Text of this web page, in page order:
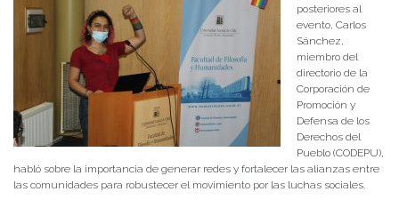
posteriores al
evento, Carlos
Sánchez,
miembro del
directorio de la
Corporación de
Promoción y
Defensa de los
Derechos del
Pueblo (CODEPU),
habló sobre la importancia de generar redes y fortalecer las alianzas entre
las comunidades para robustecer el movimiento por las luchas sociales.